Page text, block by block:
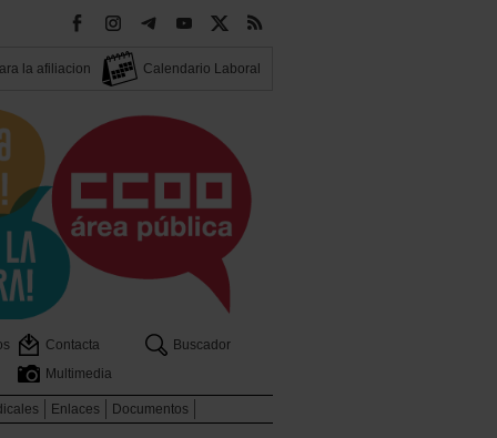
la afiliacion Calendario Laboral
Contacta
Buscador
Multimedia
Enlaces
Documentos